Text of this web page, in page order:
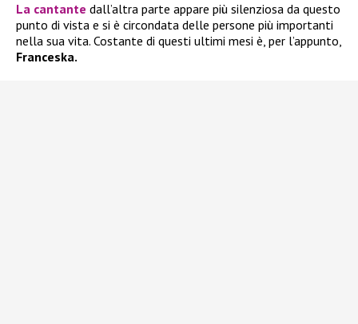
La cantante dall’altra parte appare più silenziosa da questo
punto di vista e si è circondata delle persone più importanti
nella sua vita. Costante di questi ultimi mesi è, per l’appunto,
Franceska.